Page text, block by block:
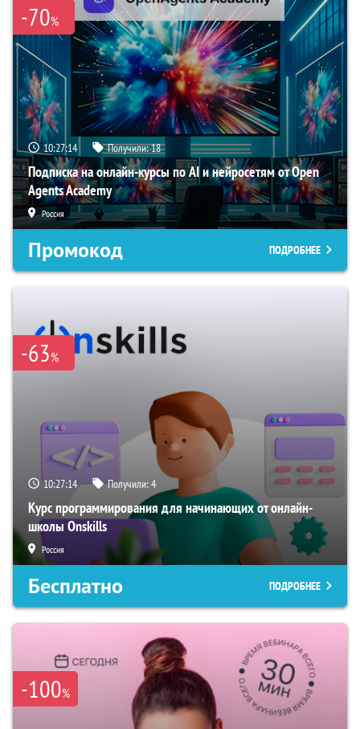
-70%
10:27:13 Получили:18
Подписка на онлайн-курсы по AI и нейросетям от Open
Agents Academy
Россия
Промокод ПОДРОБНЕЕ
-63%
10:27:13 Получили:4
Курс программирования для начинающих от онлайн-
школы Onskills
Россия
Бесплатно ПОДРОБНЕЕ
-100%